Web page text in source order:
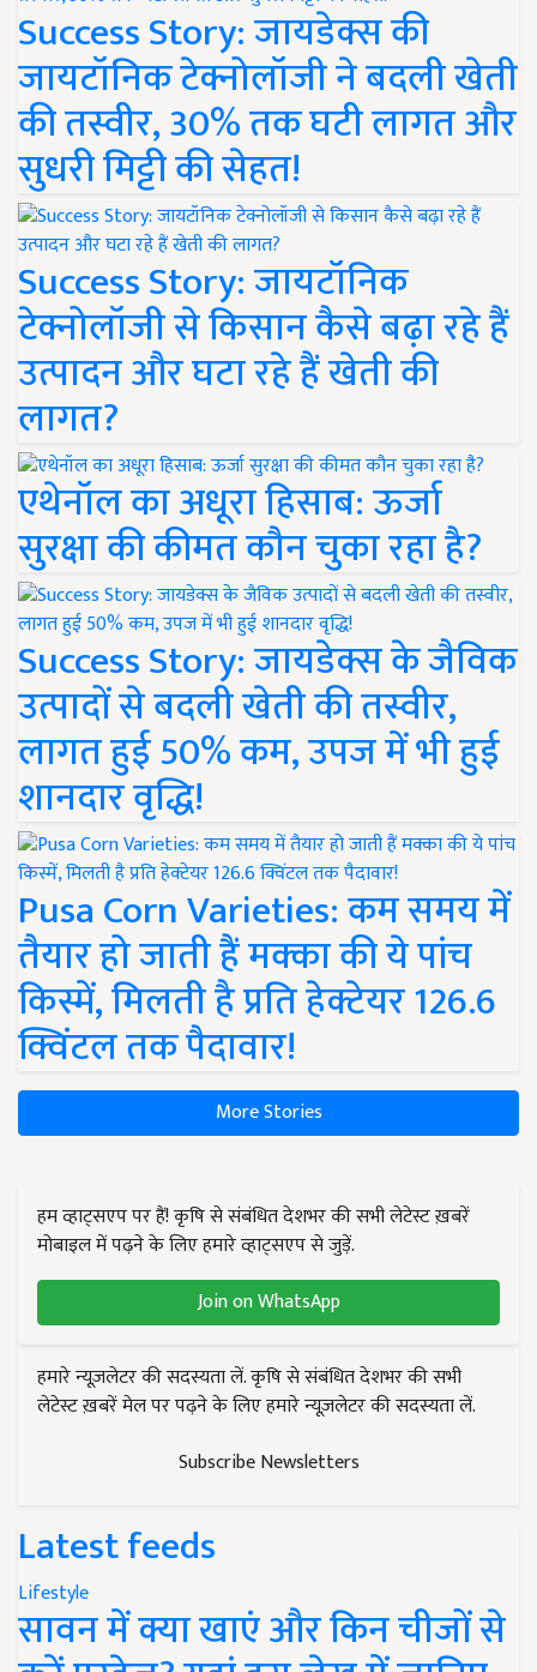
Success Story: जायडेक्स की
जायटॉनिक टेक्नोलॉजी ने बदली खेती
की तस्वीर, 30% तक घटी लागत और
सुधरी मिट्टी की सेहत!
Success Story: जायटॉनिक
टेक्नोलॉजी से किसान कैसे बढ़ा रहे हैं
उत्पादन और घटा रहे हैं खेती की
लागत?
एथेनॉल का अधूरा हिसाब: ऊर्जा
सुरक्षा की कीमत कौन चुका रहा है?
Success Story: जायडेक्स के जैविक
उत्पादों से बदली खेती की तस्वीर,
लागत हुई 50% कम, उपज में भी हुई
शानदार वृद्धि!
Pusa Corn Varieties: कम समय में
तैयार हो जाती हैं मक्का की ये पांच
किस्में, मिलती है प्रति हेक्टेयर 126.6
क्विंटल तक पैदावार!
More Stories
हम व्हाट्सएप पर हैं! कृषि से संबंधित देशभर की सभी लेटेस्ट ख़बरें
मोबाइल में पढ़ने के लिए हमारे व्हाट्सएप से जुड़ें.
Join on WhatsApp
हमारे न्यूज़लेटर की सदस्यता लें. कृषि से संबंधित देशभर की सभी
लेटेस्ट ख़बरें मेल पर पढ़ने के लिए हमारे न्यूज़लेटर की सदस्यता लें.
Subscribe Newsletters
Latest feeds
Lifestyle
सावन में क्या खाएं और किन चीजों से